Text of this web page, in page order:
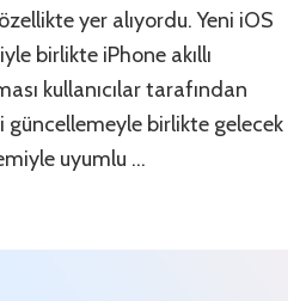
yer alıyordu. Yeni iOS
birlikte iPhone akıllı
kullanıcılar tarafından
güncellemeyle birlikte gelecek
uyumlu …